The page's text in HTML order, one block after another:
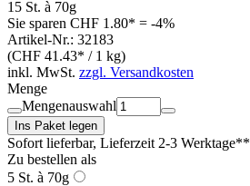
15 St. à 70g
Sie sparen CHF 1.80* = -4%
Artikel-Nr.: 32183
(CHF 41.43* / 1 kg)
inkl. MwSt. zzgl. Versandkosten
Menge
Mengenauswahl
Ins Paket legen
Sofort lieferbar, Lieferzeit 2-3 Werktage**
Zu bestellen als
5 St. à 70g